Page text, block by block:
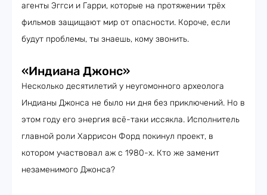
агенты Эггси и Гарри, которые на протяжении трёх
фильмов защищают мир от опасности. Короче, если
будут проблемы, ты знаешь, кому звонить.
«Индиана Джонс»
Несколько десятилетий у неугомонного археолога
Индианы Джонса не было ни дня без приключений. Но в
этом году его энергия всё-таки иссякла. Исполнитель
главной роли Харрисон Форд покинул проект, в
котором участвовал аж с 1980-х. Кто же заменит
незаменимого Джонса?